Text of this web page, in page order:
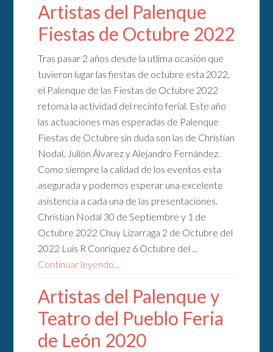
Artistas del Palenque
Fiestas de Octubre 2022
Tras pasar 2 años desde la utlima ocasión que
tuvieron lugar las fiestas de octubre esta 2022,
el Palenque de las Fiestas de Octubre 2022
retoma la actividad del recinto ferial. Este año
las actuaciones mas esperadas de Palenque
Fiestas de Octubre sin duda son las de Christian
Nodal, Julión Álvarez y Alejandro Fernández.
Como siempre la calidad de los eventos esta
asegurada y podemos esperar una excelente
asistencia a cada una de las presentaciones.
Christian Nodal 30 de Septiembre y 1 de
Octubre 2022 Chuy Lizarraga 2 de Octubre del
2022 Luis R Conriquez 6 Octubre del ...
Continuar leyendo...
Artistas del Palenque y
Teatro del Pueblo Feria
de León 2020